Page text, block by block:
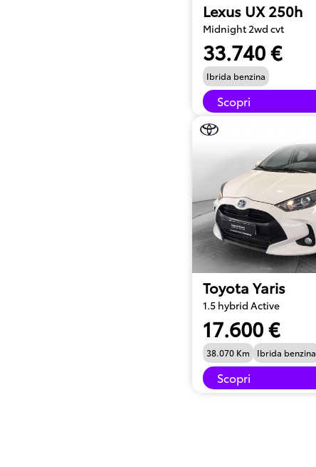
Lexus UX 250h
Midnight 2wd cvt
33.740 €
Ibrida benzina
Scopri
Toyota Yaris
1.5 hybrid Active
17.600 €
38.070 Km Ibrida benzina
Scopri